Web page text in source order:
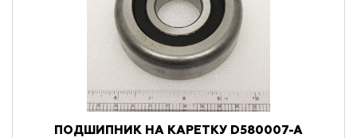
ПОДШИПНИК НА КАРЕТКУ D580007-A